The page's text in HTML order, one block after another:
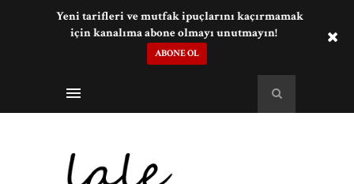
Yeni tarifleri ve mutfak ipuçlarını kaçırmamak
için kanalıma abone olmayı unutmayın!
ABONE OL